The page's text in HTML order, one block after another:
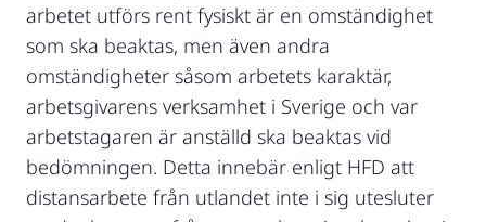
arbetet utförs rent fysiskt är en omständighet
som ska beaktas, men även andra
omständigheter såsom arbetets karaktär,
arbetsgivarens verksamhet i Sverige och var
arbetstagaren är anställd ska beaktas vid
bedömningen. Detta innebär enligt HFD att
distansarbete från utlandet inte i sig utesluter